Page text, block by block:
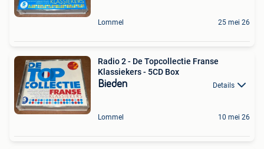
Lommel 25 mei 26
Radio 2 - De Topcollectie Franse
Klassiekers - 5CD Box
Bieden Details
Lommel 10 mei 26